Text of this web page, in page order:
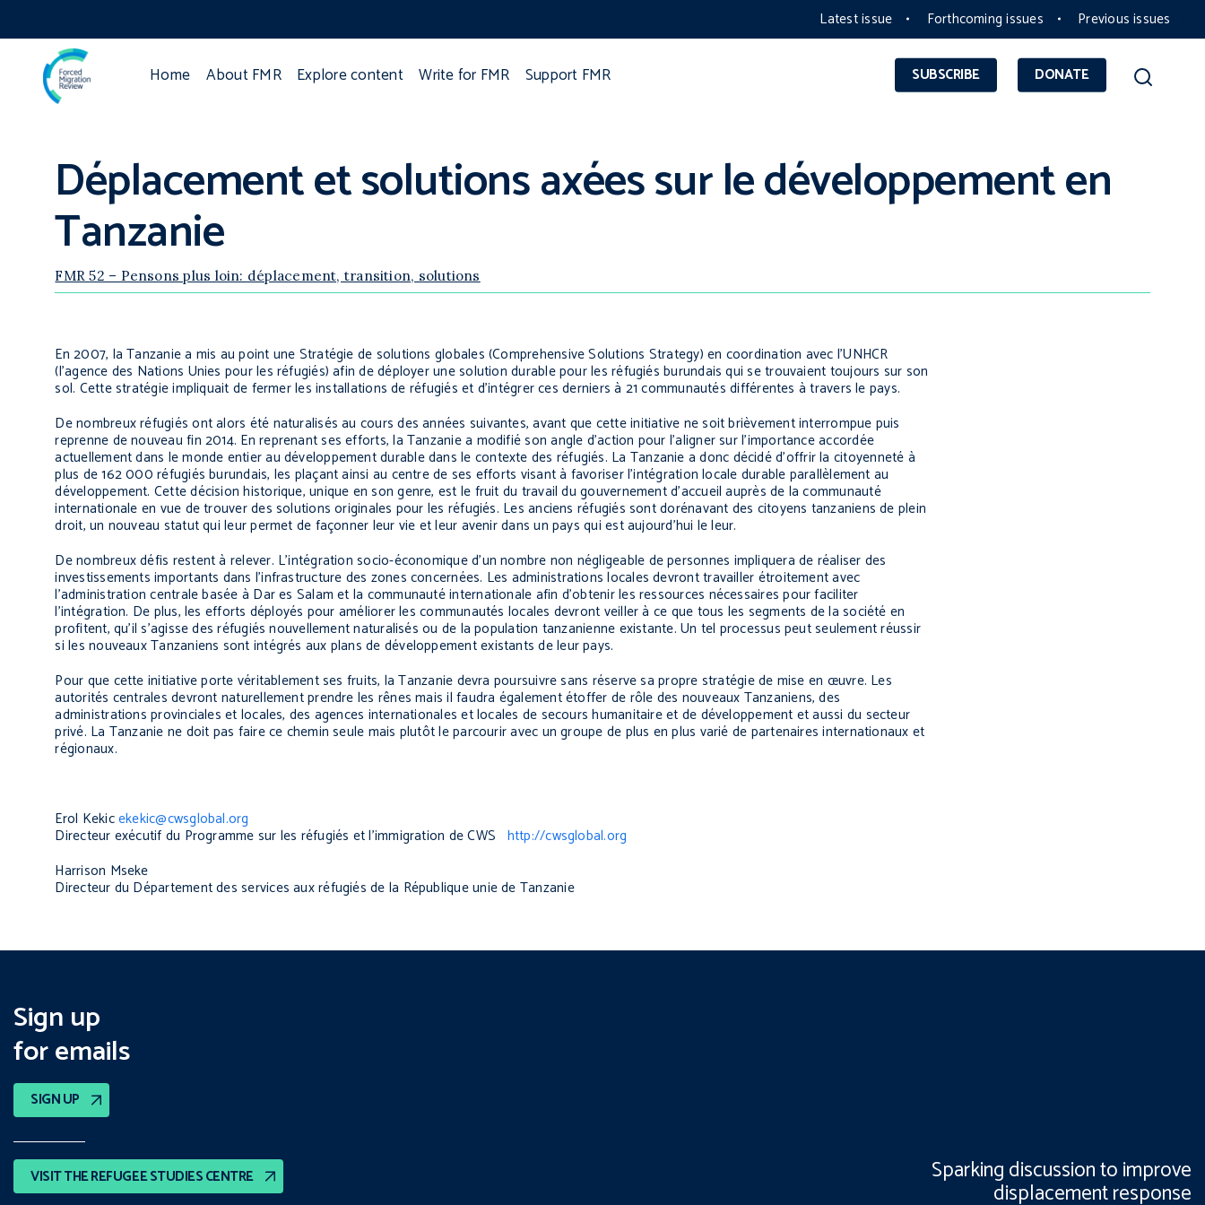
Latest issue Forthcoming issues Previous issues
SUBSCRIBE DONATE
Home About FMR Explore content Write for FMR Support FMR
Déplacement et solutions axées sur le développement en
Tanzanie
FMR 52 – Pensons plus loin: déplacement, transition, solutions
En 2007, la Tanzanie a mis au point une Stratégie de solutions globales(Comprehensive Solutions Strategy) en coordination avec l’UNHCR
(l’agence des Nations Unies pour les réfugiés) afin de déployer une solution durable pour les réfugiés burundais qui se trouvaient toujours sur son
sol. Cette stratégie impliquait de fermer les installations de réfugiés et d’intégrer ces derniers à 21 communautés différentes à travers le pays.
De nombreux réfugiés ont alors été naturalisés au cours des années suivantes, avant que cette initiative ne soit brièvement interrompue puis
reprenne de nouveau fin 2014. En reprenant ses efforts, la Tanzanie a modifié son angle d’action pour l’aligner sur l’importance accordée
actuellement dans le monde entier au développement durable dans le contexte des réfugiés. La Tanzanie a donc décidé d’offrir la citoyenneté à
plus de 162 000 réfugiés burundais, les plaçant ainsi au centre de ses efforts visant à favoriser l’intégration locale durable parallèlement au
développement. Cette décision historique, unique en son genre, est le fruit du travail du gouvernement d’accueil auprès de la communauté
internationale en vue de trouver des solutions originales pour les réfugiés. Les anciens réfugiés sont dorénavant des citoyens tanzaniens de plein
droit, un nouveau statut qui leur permet de façonner leur vie et leur avenir dans un pays qui est aujourd’hui le leur.
De nombreux défis restent à relever. L’intégration socio-économique d’un nombre non négligeable de personnes impliquera de réaliser des
investissements importants dans l’infrastructure des zones concernées. Les administrations locales devront travailler étroitement avec
l’administration centrale basée à Dar es Salam et la communauté internationale afin d’obtenir les ressources nécessaires pour faciliter
l’intégration. De plus, les efforts déployés pour améliorer les communautés locales devront veiller à ce que tous les segments de la société en
profitent, qu’il s’agisse des réfugiés nouvellement naturalisés ou de la population tanzanienne existante. Un tel processus peut seulement réussir
si les nouveaux Tanzaniens sont intégrés aux plans de développement existants de leur pays.
Pour que cette initiative porte véritablement ses fruits, la Tanzanie devra poursuivre sans réserve sa propre stratégie de mise en œuvre. Les
autorités centrales devront naturellement prendre les rênes mais il faudra également étoffer de rôle des nouveaux Tanzaniens, des
administrations provinciales et locales, des agences internationales et locales de secours humanitaire et de développement et aussi du secteur
privé. La Tanzanie ne doit pas faire ce chemin seule mais plutôt le parcourir avec un groupe de plus en plus varié de partenaires internationaux et
régionaux.
Erol Kekicekekic@cwsglobal.org
Directeur exécutif du Programme sur les réfugiés et l’immigration de CWS http://cwsglobal.org
Harrison Mseke
Directeur du Département des services aux réfugiés de la République unie de Tanzanie
Sign up
for emails
SIGN UP
VISIT THE REFUGEE STUDIES CENTRE Sparking discussion to improve
displacement response